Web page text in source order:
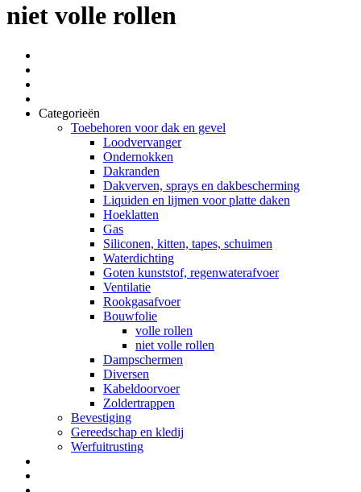
niet volle rollen
Categorieën
Toebehoren voor dak en gevel
Loodvervanger
Ondernokken
Dakranden
Dakverven, sprays en dakbescherming
Liquiden en lijmen voor platte daken
Hoeklatten
Gas
Siliconen, kitten, tapes, schuimen
Waterdichting
Goten kunststof, regenwaterafvoer
Ventilatie
Rookgasafvoer
Bouwfolie
volle rollen
niet volle rollen
Dampschermen
Diversen
Kabeldoorvoer
Zoldertrappen
Bevestiging
Gereedschap en kledij
Werfuitrusting